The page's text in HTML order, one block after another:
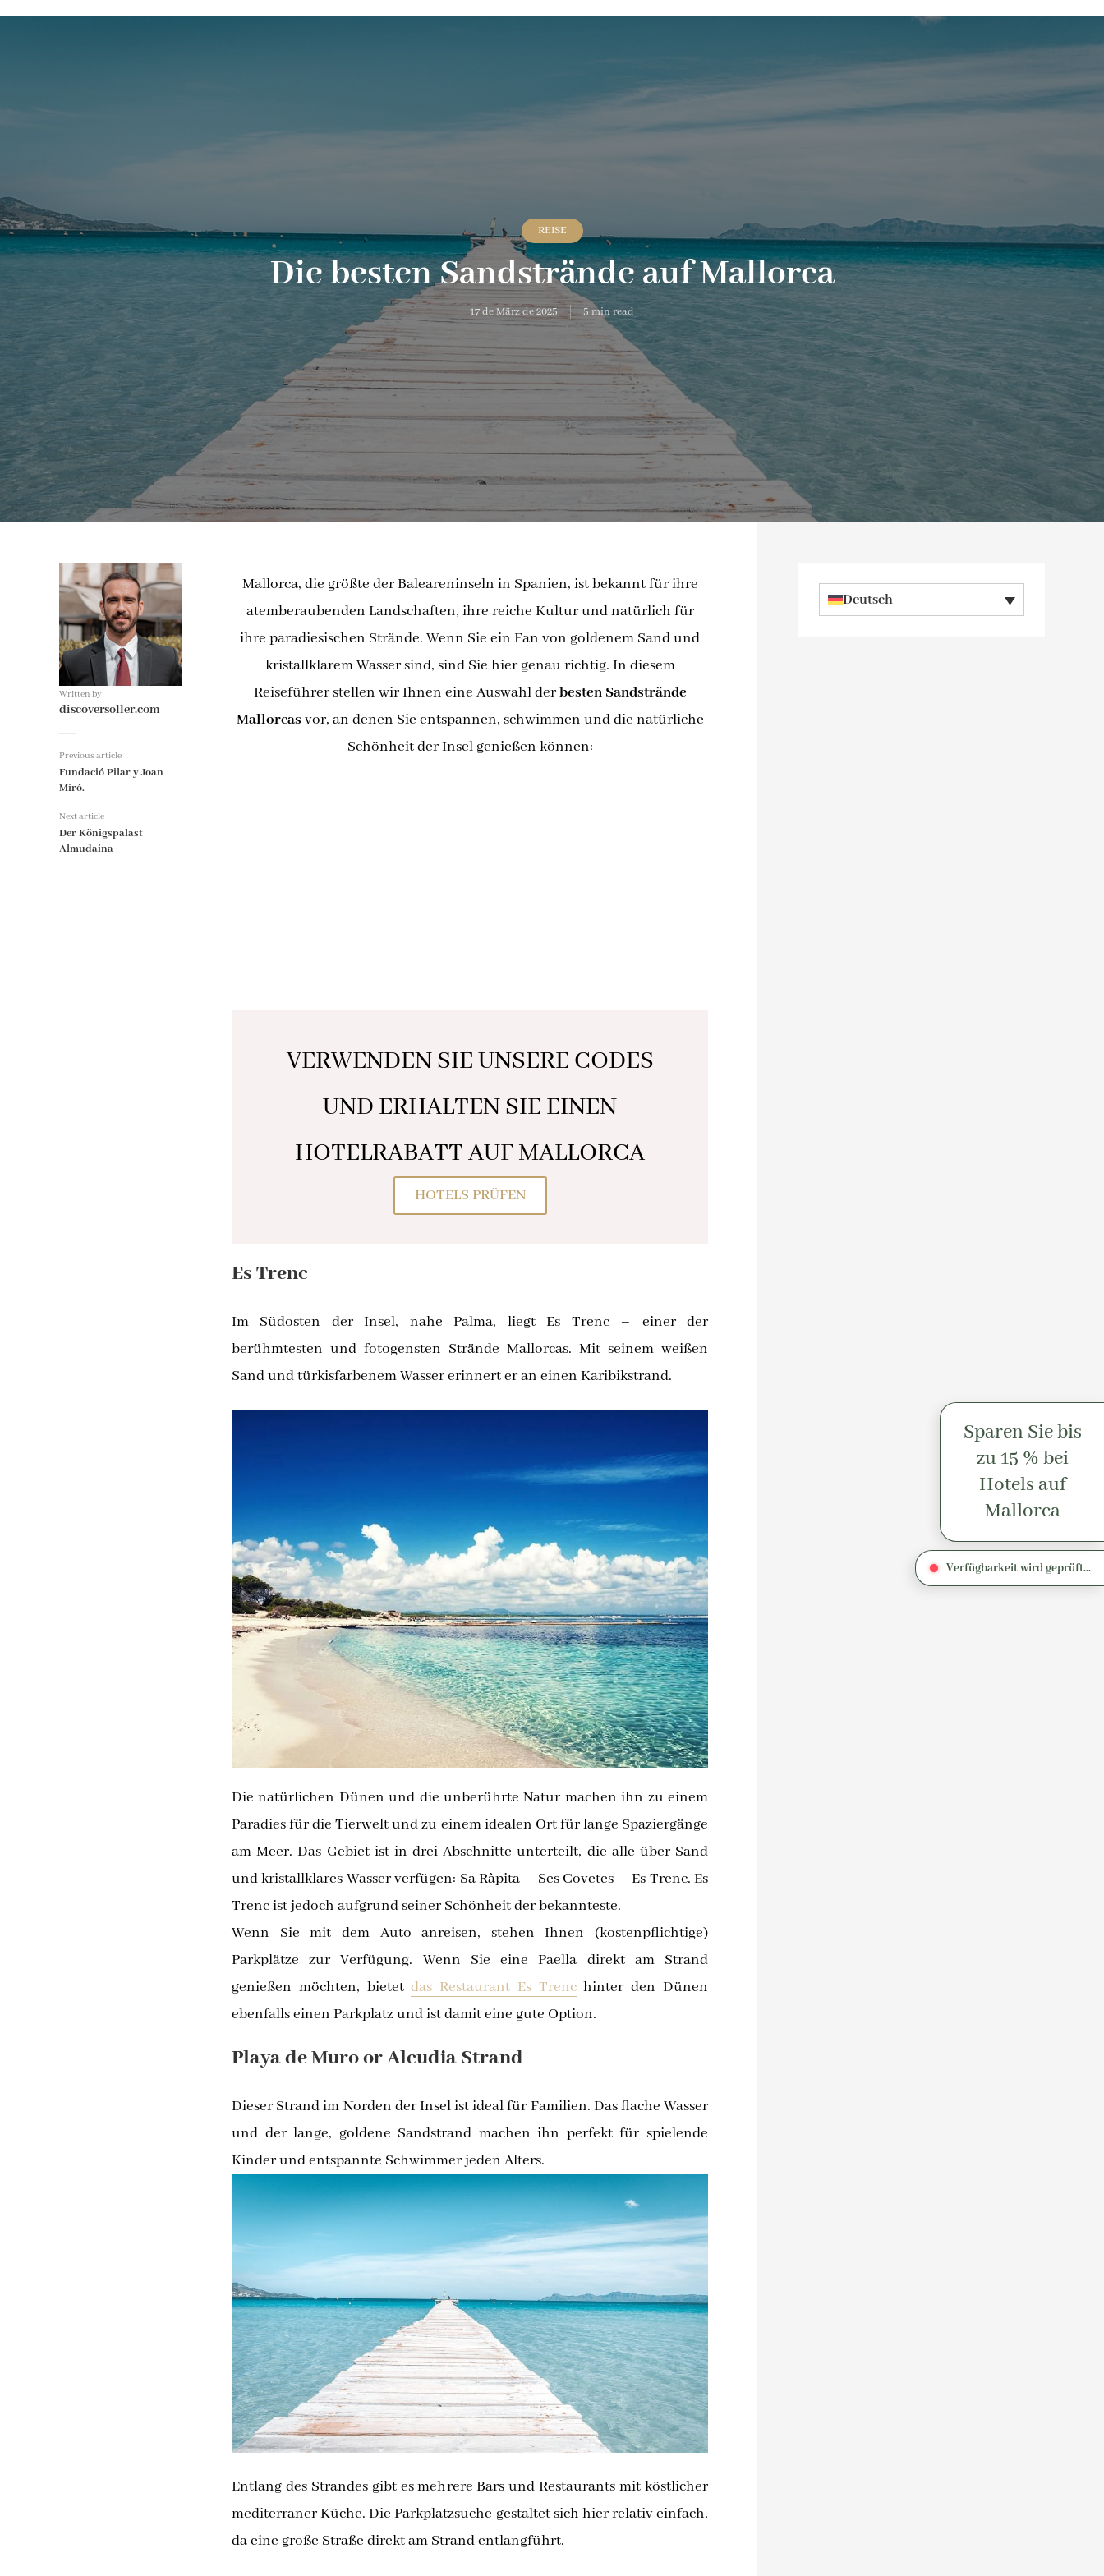
Sparen Sie bis
zu 15 % bei
Hotels auf
Mallorca
Verfügbarkeit wird geprüft...
REISE
Die besten Sandstrände auf Mallorca
17 de März de 2025 5 min read
Written by
discoversoller.com
Previous article
Fundació Pilar y Joan
Miró.
Next article
Der Königspalast
Almudaina
Mallorca, die größte der Baleareninseln in Spanien, ist bekannt für ihre
atemberaubenden Landschaften, ihre reiche Kultur und natürlich für
ihre paradiesischen Strände. Wenn Sie ein Fan von goldenem Sand und
kristallklarem Wasser sind, sind Sie hier genau richtig. In diesem
Reiseführer stellen wir Ihnen eine Auswahl derbesten Sandstrände
Mallorcas vor, an denen Sie entspannen, schwimmen und die natürliche
Schönheit der Insel genießen können:
VERWENDEN SIE UNSERE CODES
UND ERHALTEN SIE EINEN
HOTELRABATT AUF MALLORCA
HOTELS PRÜFEN
Es Trenc
Im Südosten der Insel, nahe Palma, liegt Es Trenc – einer der
berühmtesten und fotogensten Strände Mallorcas. Mit seinem weißen
Sand und türkisfarbenem Wasser erinnert er an einen Karibikstrand.
Die natürlichen Dünen und die unberührte Natur machen ihn zu einem
Paradies für die Tierwelt und zu einem idealen Ort für lange Spaziergänge
am Meer. Das Gebiet ist in drei Abschnitte unterteilt, die alle über Sand
und kristallklares Wasser verfügen: Sa Ràpita – Ses Covetes – Es Trenc. Es
Trenc ist jedoch aufgrund seiner Schönheit der bekannteste.
Wenn Sie mit dem Auto anreisen, stehen Ihnen (kostenpflichtige)
Parkplätze zur Verfügung. Wenn Sie eine Paella direkt am Strand
genießen möchten, bietet das Restaurant Es Trenchinter den Dünen
ebenfalls einen Parkplatz und ist damit eine gute Option.
Playa de Muro or Alcudia Strand
Dieser Strand im Norden der Insel ist ideal für Familien. Das flache Wasser
und der lange, goldene Sandstrand machen ihn perfekt für spielende
Kinder und entspannte Schwimmer jeden Alters.
Entlang des Strandes gibt es mehrere Bars und Restaurants mit köstlicher
mediterraner Küche. Die Parkplatzsuche gestaltet sich hier relativ einfach,
da eine große Straße direkt am Strand entlangführt.
Deutsch